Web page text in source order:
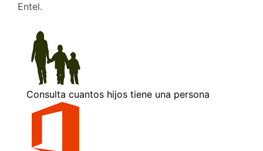
Entel.